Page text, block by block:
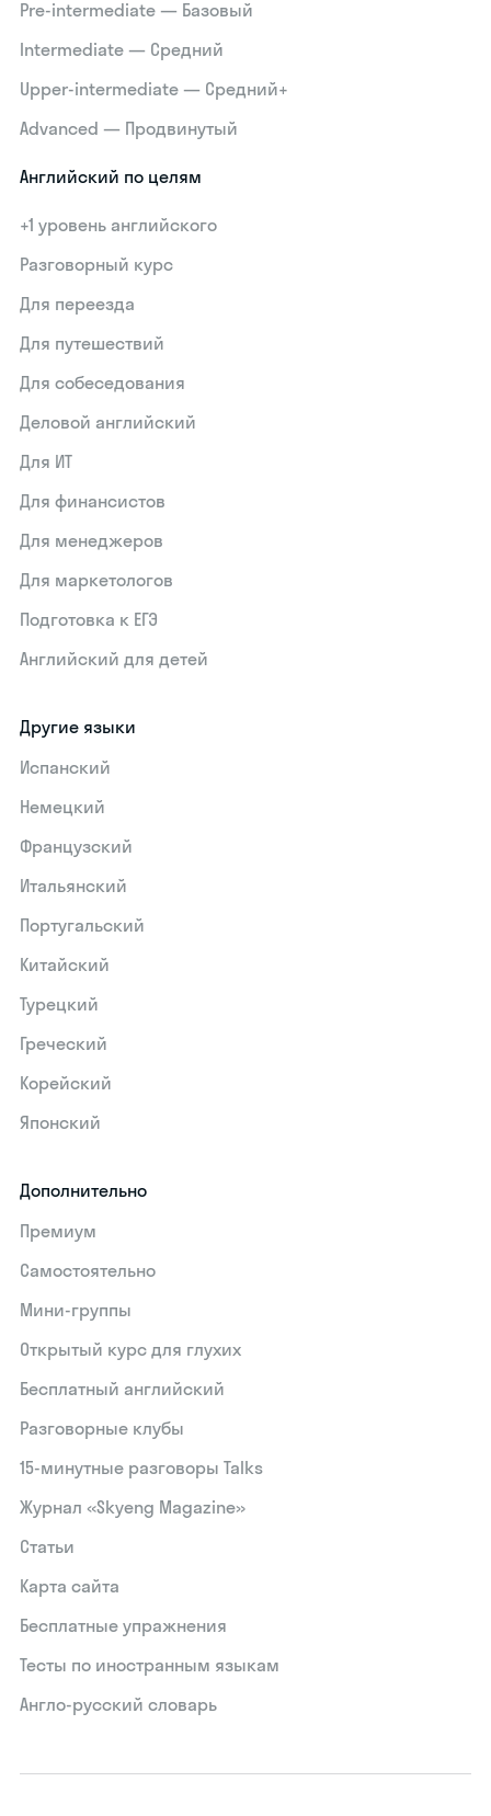
Pre-intermediate — Базовый
Intermediate — Средний
Upper-intermediate — Средний+
Advanced — Продвинутый
Английский по целям
+1 уровень английского
Разговорный курс
Для переезда
Для путешествий
Для собеседования
Деловой английский
Для ИТ
Для финансистов
Для менеджеров
Для маркетологов
Подготовка к ЕГЭ
Английский для детей
Другие языки
Испанский
Немецкий
Французский
Итальянский
Португальский
Китайский
Турецкий
Греческий
Корейский
Японский
Дополнительно
Премиум
Самостоятельно
Мини-группы
Открытый курс для глухих
Бесплатный английский
Разговорные клубы
15‑минутные разговоры Talks
Журнал «Skyeng Magazine»
Статьи
Карта сайта
Бесплатные упражнения
Тесты по иностранным языкам
Англо-русский словарь